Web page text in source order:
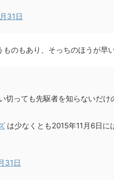
31日
のもあり、そっちのほうが早
切っても先駆者を知らないだ
は少なくとも2015年11月6日に
31日